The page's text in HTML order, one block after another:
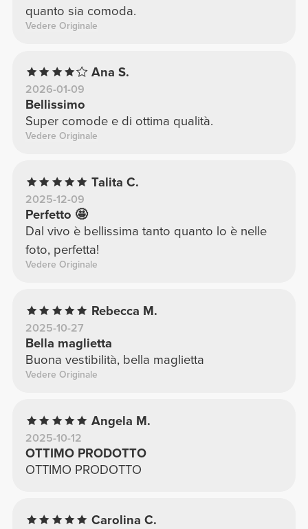
quanto sia comoda.
Vedere Originale
Ana S.
2026-01-09
Bellissimo
Super comode e di ottima qualità.
Vedere Originale
Talita C.
2025-12-09
Perfetto 🤩
Dal vivo è bellissima tanto quanto lo è nelle
foto, perfetta!
Vedere Originale
Rebecca M.
2025-10-27
Bella maglietta
Buona vestibilità, bella maglietta
Vedere Originale
Angela M.
2025-10-12
OTTIMO PRODOTTO
OTTIMO PRODOTTO
Carolina C.